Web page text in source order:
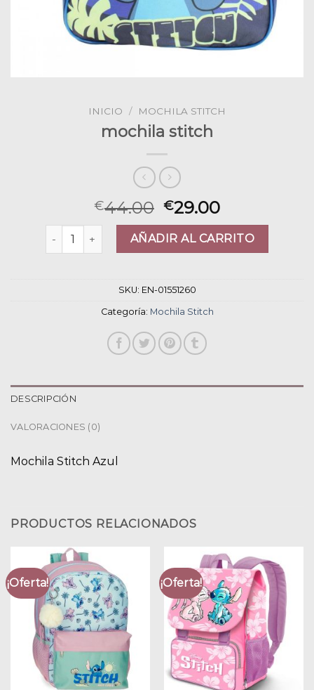
INICIO / MOCHILA STITCH
mochila stitch
€44.00 €29.00
mochila stitch cantidadAÑADIR AL CARRITO
SKU: EN-01551260
Categoría: Mochila Stitch
DESCRIPCIÓN
VALORACIONES (0)
Mochila Stitch Azul
PRODUCTOS RELACIONADOS
¡Oferta! ¡Oferta!